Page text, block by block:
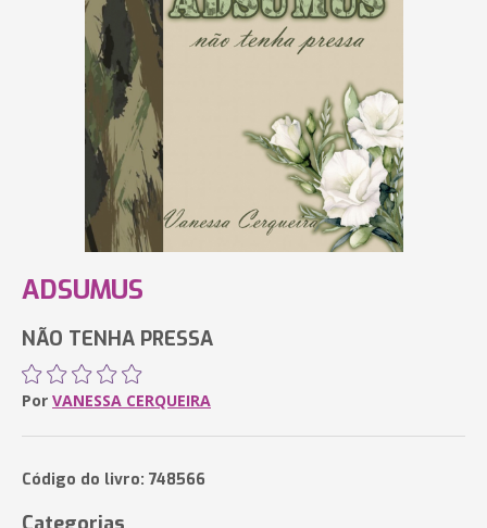
ADSUMUS
NÃO TENHA PRESSA
Por VANESSA CERQUEIRA
Código do livro: 748566